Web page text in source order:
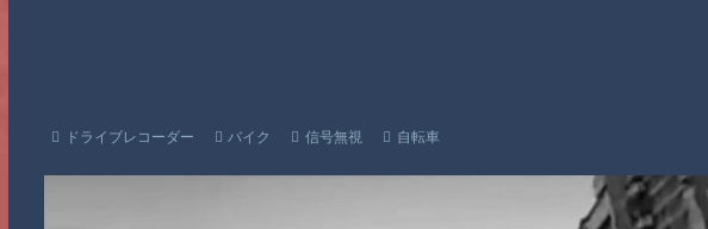
ドライブレコーダー バイク 信号無視 自転車